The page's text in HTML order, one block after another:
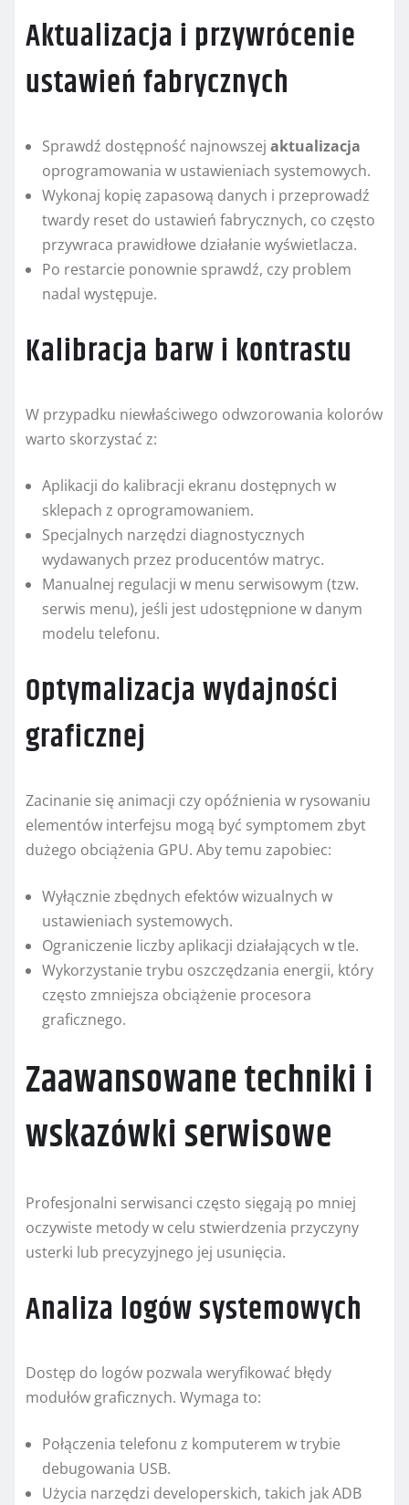
Aktualizacja i przywrócenie
ustawień fabrycznych
Sprawdź dostępność najnowszej aktualizacja
oprogramowania w ustawieniach systemowych.
Wykonaj kopię zapasową danych i przeprowadź
twardy reset do ustawień fabrycznych, co często
przywraca prawidłowe działanie wyświetlacza.
Po restarcie ponownie sprawdź, czy problem
nadal występuje.
Kalibracja barw i kontrastu
W przypadku niewłaściwego odwzorowania kolorów
warto skorzystać z:
Aplikacji do kalibracji ekranu dostępnych w
sklepach z oprogramowaniem.
Specjalnych narzędzi diagnostycznych
wydawanych przez producentów matryc.
Manualnej regulacji w menu serwisowym (tzw.
serwis menu), jeśli jest udostępnione w danym
modelu telefonu.
Optymalizacja wydajności
graficznej
Zacinanie się animacji czy opóźnienia w rysowaniu
elementów interfejsu mogą być symptomem zbyt
dużego obciążenia GPU. Aby temu zapobiec:
Wyłącznie zbędnych efektów wizualnych w
ustawieniach systemowych.
Ograniczenie liczby aplikacji działających w tle.
Wykorzystanie trybu oszczędzania energii, który
często zmniejsza obciążenie procesora
graficznego.
Zaawansowane techniki i
wskazówki serwisowe
Profesjonalni serwisanci często sięgają po mniej
oczywiste metody w celu stwierdzenia przyczyny
usterki lub precyzyjnego jej usunięcia.
Analiza logów systemowych
Dostęp do logów pozwala weryfikować błędy
modułów graficznych. Wymaga to:
Połączenia telefonu z komputerem w trybie
debugowania USB.
Użycia narzędzi developerskich, takich jak ADB